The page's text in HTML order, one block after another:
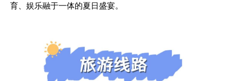
育、娱乐融于一体的夏日盛宴。